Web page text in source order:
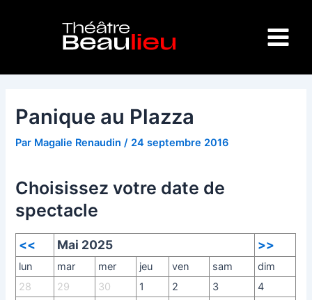
Menu
Panique au Plazza
Par Magalie Renaudin/ 24 septembre 2016
Choisissez votre date de
spectacle
<< Mai 2025 >>
lun mar mer jeu ven sam
dim
28
29 30 1 2 3
4